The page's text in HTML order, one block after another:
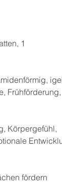
1
Frühförderung,
Körpergefühl,
fördern